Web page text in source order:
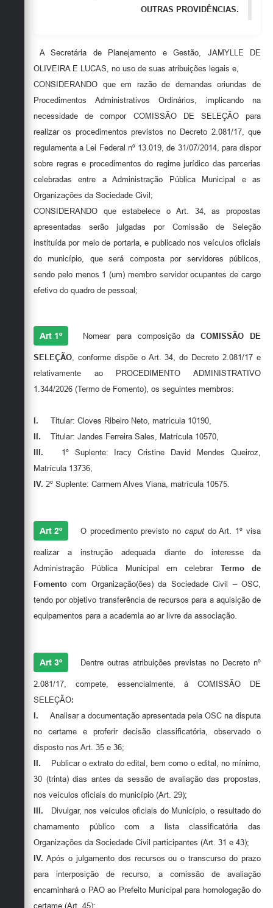
Sala M. do Empreendedor
OUTRAS PROVIDÊNCIAS.
A Secretária de Planejamento e Gestão, JAMYLLE DE
OLIVEIRA E LUCAS, no uso de suas atribuições legais e,
CONSIDERANDO que em razão de demandas oriundas de
Procedimentos Administrativos Ordinários, implicando na
necessidade de compor COMISSÃO DE SELEÇÃO para
realizar os procedimentos previstos no Decreto 2.081/17, que
regulamenta a Lei Federal nº 13.019, de 31/07/2014, para dispor
sobre regras e procedimentos do regime jurídico das parcerias
celebradas entre a Administração Pública Municipal e as
Organizações da Sociedade Civil;
CONSIDERANDO que estabelece o Art. 34, as propostas
apresentadas serão julgadas por Comissão de Seleção
instituída por meio de portaria, e publicado nos veículos oficiais
do município, que será composta por servidores públicos,
sendo pelo menos 1 (um) membro servidor ocupantes de cargo
efetivo do quadro de pessoal;
Art 1º Nomear para composição daCOMISSÃO DE
SELEÇÃO , conforme dispõe o Art. 34, do Decreto 2.081/17 e
relativamente ao PROCEDIMENTO ADMINISTRATIVO
1.344/2026 (Termo de Fomento), os seguintes membros:
I. Titular: Cloves Ribeiro Neto, matrícula 10190,
II. Titular: Jandes Ferreira Sales, Matrícula 10570,
III. 1º Suplente: Iracy Cristine David Mendes Queiroz,
Matrícula 13736,
IV. 2º Suplente: Carmem Alves Viana, matrícula 10575.
Art 2º O procedimento previsto no caput do Art. 1º visa
realizar a instrução adequada diante do interesse da
Administração Pública Municipal em celebrar Termo de
Fomentocom Organização(ões) da Sociedade Civil – OSC,
tendo por objetivo transferência de recursos para a aquisição de
equipamentos para a academia ao ar livre da associação.
Art 3º Dentre outras atribuições previstas no Decreto nº
2.081/17, compete, essencialmente, à COMISSÃO DE
SELEÇÃO:
I. Analisar a documentação apresentada pela OSC na disputa
no certame e proferir decisão classificatória, observado o
disposto nos Art. 35 e 36;
II. Publicar o extrato do edital, bem como o edital, no mínimo,
30 (trinta) dias antes da sessão de avaliação das propostas,
nos veículos oficiais do município (Art. 29);
III. Divulgar, nos veículos oficiais do Município, o resultado do
chamamento público com a lista classificatória das
Organizações da Sociedade Civil participantes (Art. 31 e 43);
IV. Após o julgamento dos recursos ou o transcurso do prazo
para interposição de recurso, a comissão de avaliação
encaminhará o PAO ao Prefeito Municipal para homologação do
certame (Art. 45);